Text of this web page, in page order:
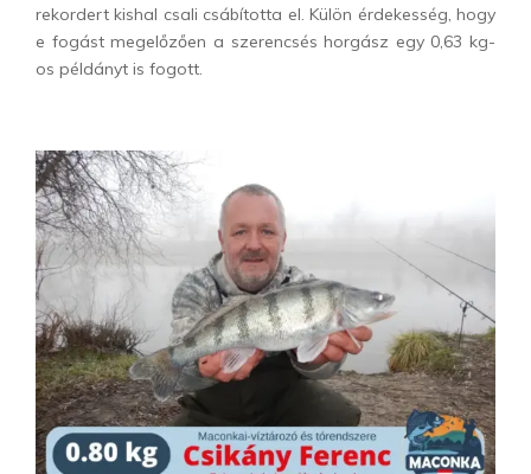
rekordert kishal csali csábította el. Külön érdekesség, hogy
e fogást megelőzően a szerencsés horgász egy 0,63 kg-
os példányt is fogott.